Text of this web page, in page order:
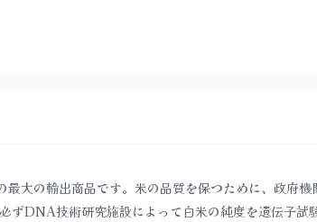
最大の輸出商品です。米の品質を保つために、政府
ずDNA技術研究施設によって白米の純度を遺伝子試